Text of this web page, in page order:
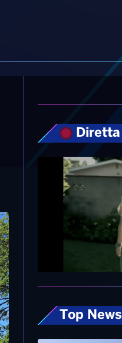
Diretta
Top News